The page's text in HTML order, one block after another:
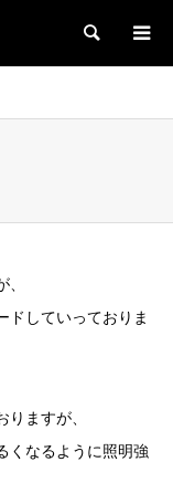
検索
ドしていっておりま
ますが、
くなるように照明強